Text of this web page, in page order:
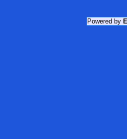
Powered by